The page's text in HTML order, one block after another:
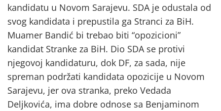
kandidatu u Novom Sarajevu. SDA je odustala od
svog kandidata i prepustila ga Stranci za BiH.
Muamer Bandić bi trebao biti “opozicioni”
kandidat Stranke za BiH. Dio SDA se protivi
njegovoj kandidaturu, dok DF, za sada, nije
spreman podržati kandidata opozicije u Novom
Sarajevu, jer ova stranka, preko Vedada
Deljkovića, ima dobre odnose sa Benjaminom